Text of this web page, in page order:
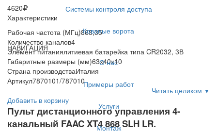
Системы контроля доступа
Кованые ворота
НАВИГАЦИЯ
О нас
Примеры работ
Услуги
Монтаж
4620
Характеристики
Рабочая частота (МГц)868,35
Количество каналов4
Элемент питаниялитиевая батарейка типа CR2032, 3В
Габаритные размеры (мм)63х40х10
Страна производстваИталия
Артикул7870101/787010
Читать целиком ▼
Добавить в корзину
Пульт дистанционного управления 4-
канальный FAAC XT4 868 SLH LR.